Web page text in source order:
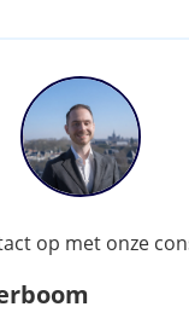
op met onze